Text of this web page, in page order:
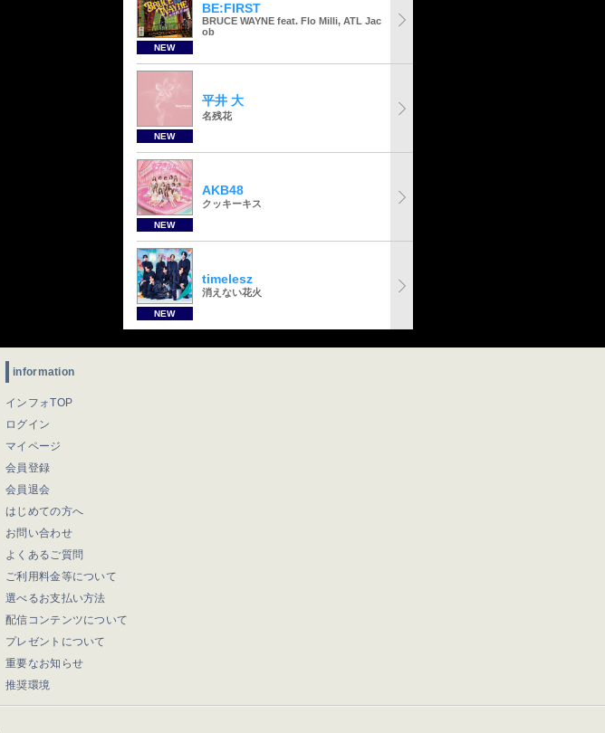
NEW
BE:FIRST
BRUCE WAYNE feat. Flo Milli, ATL Jac
ob
NEW
平井 大
名残花
NEW
AKB48
クッキーキス
NEW
timelesz
消えない花火
information
インフォTOP
ログイン
マイページ
会員登録
会員退会
はじめての方へ
お問い合わせ
よくあるご質問
ご利用料金等について
選べるお支払い方法
配信コンテンツについて
プレゼントについて
重要なお知らせ
推奨環境